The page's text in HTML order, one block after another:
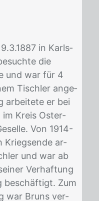
in Karls­
die
und war für 4
Tisch­ler an­ge­
ar­bei­te­te er bei
im Kreis Os­ter­
Von 1914-
Kriegs­en­de ar­
und war ab
Ver­haf­tung
be­schäf­tigt. Zum
war Bruns ver­